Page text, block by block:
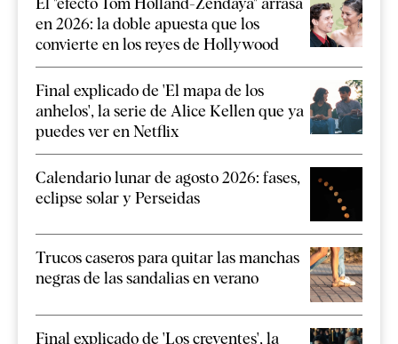
en 2026: la doble apuesta que los
convierte en los reyes de Hollywood
Final explicado de 'El mapa de los
anhelos', la serie de Alice Kellen que ya
puedes ver en Netflix
Calendario lunar de agosto 2026: fases,
eclipse solar y Perseidas
Trucos caseros para quitar las manchas
negras de las sandalias en verano
Final explicado de 'Los creyentes', la